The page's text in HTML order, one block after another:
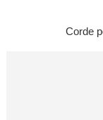
Corde